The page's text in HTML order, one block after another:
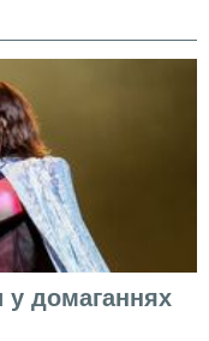
у домаганнях